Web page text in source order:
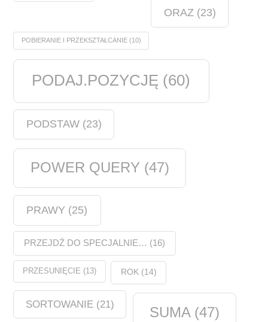
ORAZ (23)
POBIERANIE I PRZEKSZTAŁCANIE(10)
PODAJ.POZYCJĘ (60)
PODSTAW(23)
POWER QUERY (47)
PRAWY (25)
PRZEJDŹ DO SPECJALNIE… (16)
PRZESUNIĘCIE (13) ROK(14)
SORTOWANIE(21) SUMA(47)